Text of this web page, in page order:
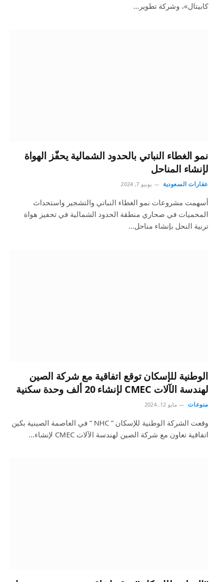
كابيتال»، وشركة تطوير…
نمو الغطاء النباتي بالحدود الشمالية يحفّز الهواة
لإنشاء المناحل
عقارات السعودية يونيو 7, 2024
أسهمت مشروعات نمو الغطاء النباتي والتشجير واستحداث
المحميات في صحاري منطقة الحدود الشمالية في تحفيز هواة
تربية النحل بإنشاء مناحل…
الوطنية للإسكان توقع اتفاقية مع شركة الصين
لهندسة الآلات CMEC لإنشاء 20 ألف وحدة سكنية
منوعات مايو 12, 2024
وقعت الشركة الوطنية للإسكان ” NHC ” في العاصمة الصينية بكين
اتفاقية تعاون مع شركة الصين لهندسة الآلات CMEC لإنشاء…